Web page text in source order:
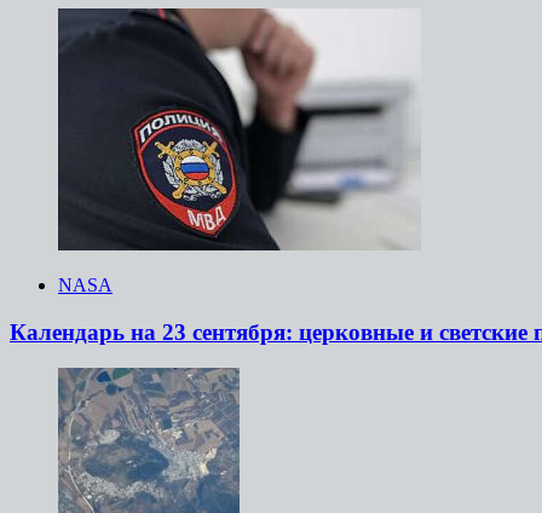
NASA
Календарь на 23 сентября: церковные и